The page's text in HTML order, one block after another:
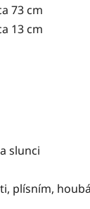
73 cm
13 cm
slunci
plísním,